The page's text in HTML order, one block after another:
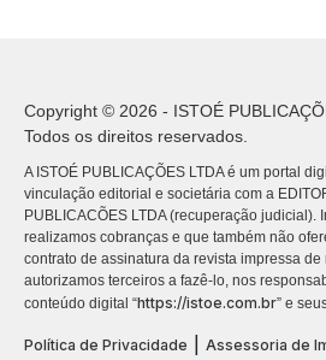
Copyright © 2026 - ISTOÉ
Todos os direitos reservados.
A ISTOÉ PUBLICAÇÕES LTDA é um portal
vinculação editorial e societária com a
PUBLICACÕES LTDA (recuperação judicial).
realizamos cobranças e que também não
contrato de assinatura da revista impressa de
autorizamos terceiros a fazê-lo, nos
conteúdo digital “https://istoe.com.br” e
Política de Privacidade Assessoria de